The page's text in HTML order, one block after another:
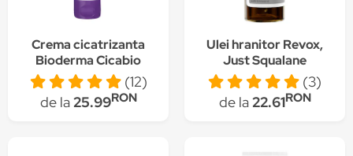
Crema cicatrizanta
Bioderma Cicabio
Pommade pentru piele
cu leziuni, 40 ml
(12)
de la25.99RON
Ulei hranitor Revox,
Just Squalane
Nourishing Oil, 30 ml
(3)
de la22.61RON